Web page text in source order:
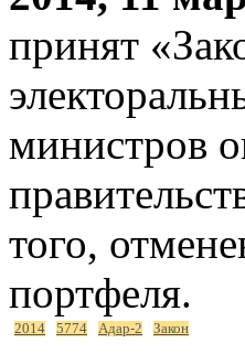
принят
министров
того,
портфеля.
2014 5774 Адар-2 Закон